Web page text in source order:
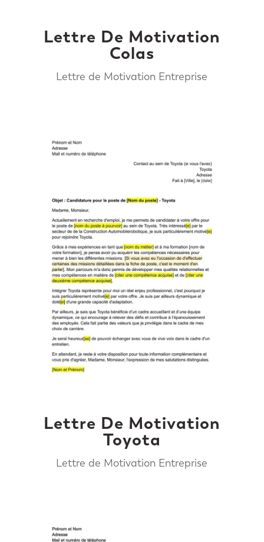
Lettre De Motivation
Colas
Lettre de Motivation Entreprise
Lettre De Motivation
Toyota
Lettre de Motivation Entreprise